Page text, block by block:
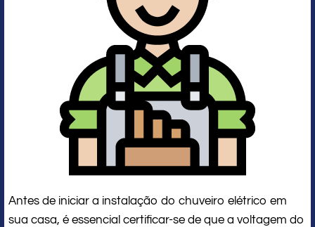
Antes de iniciar a instalação do chuveiro elétrico em
sua casa, é essencial certificar-se de que a voltagem do